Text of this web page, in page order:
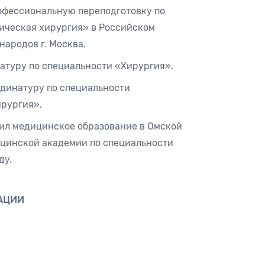
переподготовку по
хирургия» в Российском
г. Москва.
по специальности «Хирургия».
по специальности
медицинское образование в Омской
академии по специальности